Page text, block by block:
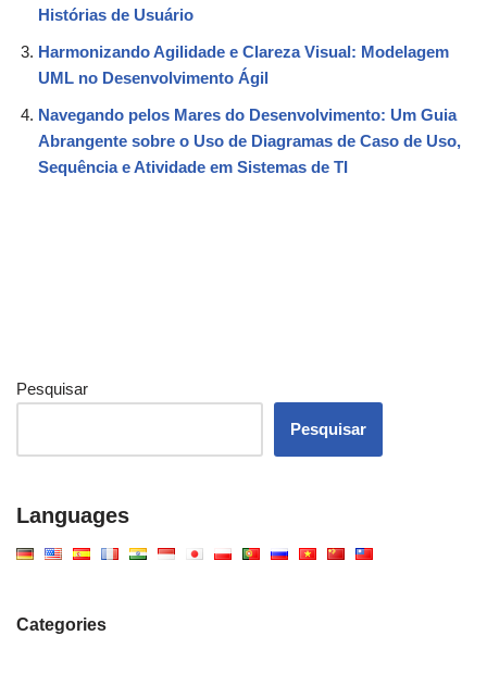
Histórias de Usuário
Harmonizando Agilidade e Clareza Visual: Modelagem
UML no Desenvolvimento Ágil
Navegando pelos Mares do Desenvolvimento: Um Guia
Abrangente sobre o Uso de Diagramas de Caso de Uso,
Sequência e Atividade em Sistemas de TI
Pesquisar
Pesquisar
Languages
Categories